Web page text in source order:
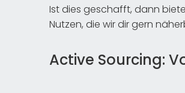
Ist dies geschafft, dann
Nutzen, die wir dir gern
Active Sourcing: